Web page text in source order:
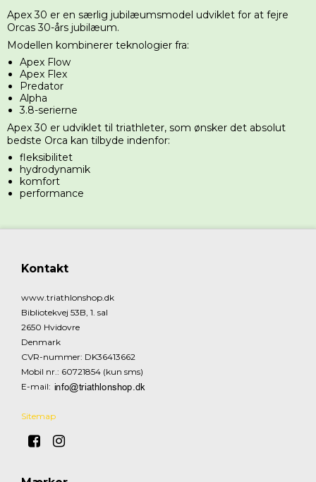
Apex 30 er en særlig jubilæumsmodel udviklet for at fejre
Orcas 30-års jubilæum.
Modellen kombinerer teknologier fra:
Apex Flow
Apex Flex
Predator
Alpha
3.8-serierne
Apex 30 er udviklet til triathleter, som ønsker det absolut
bedste Orca kan tilbyde indenfor:
fleksibilitet
hydrodynamik
komfort
performance
Kontakt
www.triathlonshop.dk
Bibliotekvej 53B, 1. sal
2650 Hvidovre
Denmark
CVR-nummer: DK36413662
Mobil nr.: 60721854 (kun sms)
E-mail:
Sitemap